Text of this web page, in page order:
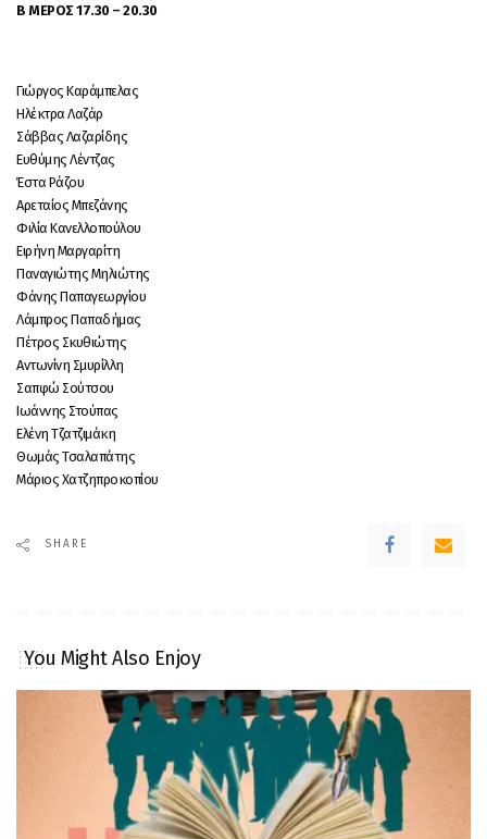
Β ΜΕΡΟΣ 17.30 – 20.30
Γιώργος Καράμπελας
Ηλέκτρα Λαζάρ
Σάββας Λαζαρίδης
Ευθύμης Λέντζας
Έστα Ράζου
Αρεταίος Μπεζάνης
Φιλία Κανελλοπούλου
Ειρήνη Μαργαρίτη
Παναγιώτης Μηλιώτης
Φάνης Παπαγεωργίου
Λάμπρος Παπαδήμας
Πέτρος Σκυθιώτης
Αντωνίνη Σμυρίλλη
Σαπφώ Σούτσου
Ιωάννης Στούπας
Ελένη Τζατζιμάκη
Θωμάς Τσαλαπάτης
Μάριος Χατζηπροκοπίου
SHARE
You Might Also Enjoy